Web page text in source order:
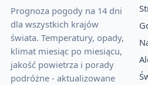
Prognoza pogody na 14 dni
dla wszystkich krajów
świata. Temperatury, opady,
klimat miesiąc po miesiącu,
jakość powietrza i porady
podróżne - aktualizowane